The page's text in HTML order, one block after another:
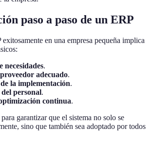
paso a paso de un ERP
en una empresa pequeña implica
necesidades.
adecuado.
la implementación.
personal.
continua.
garantizar que el sistema no solo se
sino que también sea adoptado por todos